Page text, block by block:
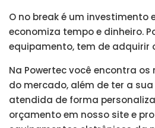
O no break é um investimento
economiza tempo e dinheiro.
equipamento, tem de adquirir
Na Powertec você encontra os
do mercado, além de ter a
atendida de forma
orçamento em nosso site e